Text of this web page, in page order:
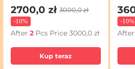
2700,0 zł 3000,0 zł
-10%
After2 Pcs Price3000,0 zł
Kup teraz
-10%